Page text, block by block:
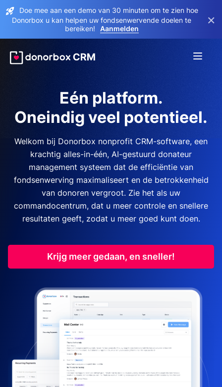
Doe mee aan een demo van 30 minuten om te zien hoe
Donorbox u kan helpen uw fondsenwervende doelen te
bereiken!
Aanmelden
×
Eén platform.
Oneindig veel potentieel.
Welkom bij Donorbox nonprofit CRM-software, een
krachtig alles-in-één, AI-gestuurd donateur
management systeem dat de efficiëntie van
fondsenwerving maximaliseert en de betrokkenheid
van donoren vergroot. Zie het als uw
commandocentrum, dat u meer controle en snellere
resultaten geeft, zodat u meer goed kunt doen.
Krijg meer gedaan, en sneller!